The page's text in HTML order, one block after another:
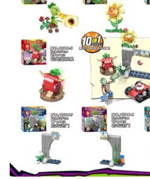
Скидка за отзыв
на Яндекс.Маркете
Оставьте отзыв (не менее
через систему
Яндекс.Маркет
указанием номера и даты
и получите купон на скидку
...уже сейчас
Участвуйте в конкурсах и
ВКи выигрывайте отличные